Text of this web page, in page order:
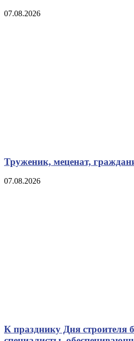
07.08.2026
Труженик, меценат,
07.08.2026
К празднику Дня строителя